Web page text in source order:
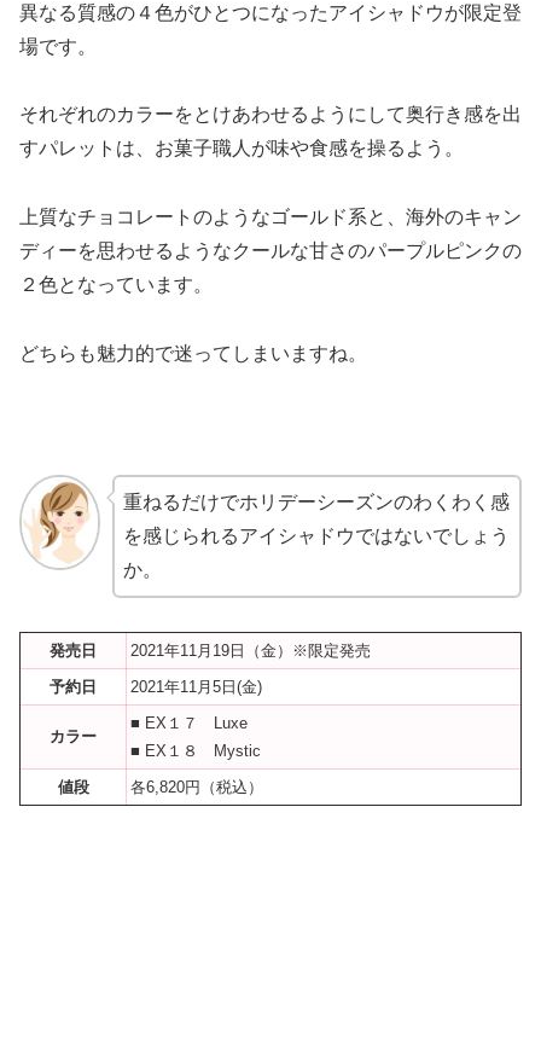
異なる質感の４色がひとつになったアイシャドウが限定登
場です。
それぞれのカラーをとけあわせるようにして奥行き感を出
すパレットは、お菓子職人が味や食感を操るよう。
上質なチョコレートのようなゴールド系と、海外のキャン
ディーを思わせるようなクールな甘さのパープルピンクの
２色となっています。
どちらも魅力的で迷ってしまいますね。
重ねるだけでホリデーシーズンのわくわく感
を感じられるアイシャドウではないでしょう
か。
発売日
2021年11月19日（金）※限定発売
予約日
2021年11月5日(金)
カラー
■ EX１７ Luxe
■ EX１８ Mystic
値段
各6,820円（税込）